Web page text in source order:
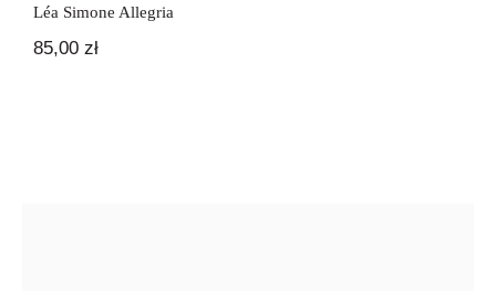
Léa Simone Allegria
85,00 zł